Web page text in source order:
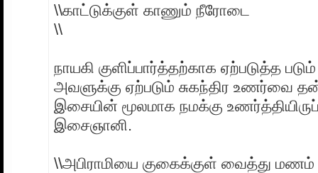
\\காட்டுக்குள் காணும் நீரோடை
\\
நாயகி குளிப்பார்த்தற்காக ஏற்படுத்த
அவளுக்கு ஏற்படும் சுகந்திர உணர்வை
இசையின் மூலமாக நமக்கு
இசைஞானி.
\\அபிராமியை குகைக்குள் வைத்து மணம்